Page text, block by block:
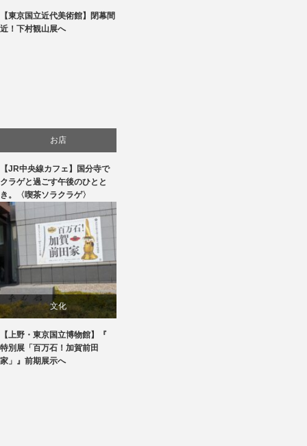
美術展・美術館・博物館巡り
【東京国立近代美術館】閉幕間
近！下村観山展へ
お店
食べ物
【JR中央線カフェ】国分寺で
クラゲと過ごす午後のひとと
き。〈喫茶ソラクラゲ〉
文化
美術展・美術館・博物館巡り
【上野・東京国立博物館】『
特別展「百万石！加賀前田
家」』前期展示へ